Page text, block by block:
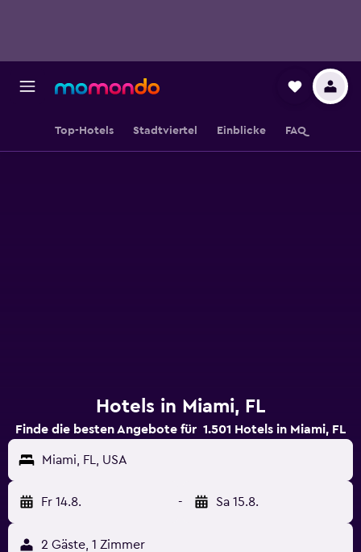
Top-Hotels Stadtviertel Einblicke FAQ
Hotels in Miami, FL
Finde die besten Angebote für 1.501 Hotels in Miami, FL
Miami, FL, USA
Fr 14.8. - Sa 15.8.
2 Gäste, 1 Zimmer